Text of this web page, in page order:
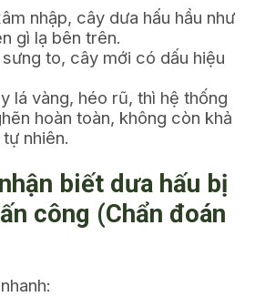
nhập, cây dưa hấu hầu như
gì lạ bên trên.
to, cây mới có dấu hiệu
lá vàng, héo rũ, thì hệ thống
hoàn toàn, không còn khả
nhiên.
biết dưa hấu bị
công (Chẩn đoán